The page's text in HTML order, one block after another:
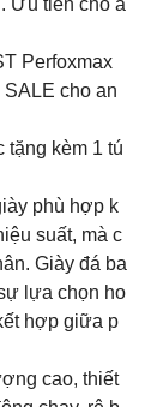
Perfoxmax
cho an
tặng kèm 1 tú
phù hợp k
suất, mà c
Giày đá ba
lựa chọn ho
hợp giữa p
cao, thiết